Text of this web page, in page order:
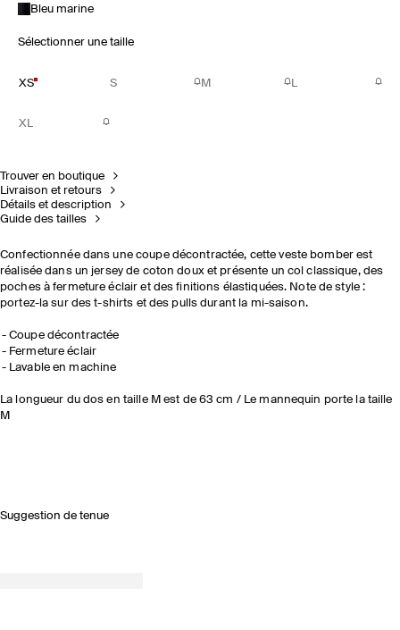
Bleu marine
Sélectionner une taille
XS S M L
XL
Trouver en boutique
Livraison et retours
Détails et description
Guide des tailles
Confectionnée dans une coupe décontractée, cette veste bomber est
réalisée dans un jersey de coton doux et présente un col classique, des
poches à fermeture éclair et des finitions élastiquées. Note de style :
portez-la sur des t-shirts et des pulls durant la mi-saison.
Coupe décontractée
Fermeture éclair
Lavable en machine
La longueur du dos en taille M est de 63 cm / Le mannequin porte la taille
M
Suggestion de tenue